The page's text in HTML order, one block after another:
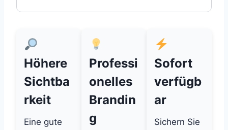
Höhere
Sichtba
rkeit
Eine gute
Professi
onelles
Brandin
g
Sofort
verfügb
ar
Sichern Sie